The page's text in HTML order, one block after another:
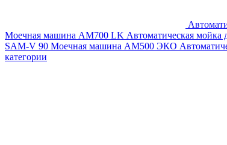
Моечная машина AM700 LK Автоматическая мойка
SAM-V 90 Моечная машина АМ500 ЭКО
категории